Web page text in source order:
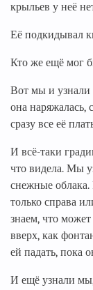
крыльев у неё
Её подкидывал
Кто же ещё мог
Вот мы и узнали
она наряжалась,
сразу все её
И всё-таки
что видела. Мы
снежные
только справа
знаем, что
вверх, как
ей падать, пока
И ещё узнали мы,